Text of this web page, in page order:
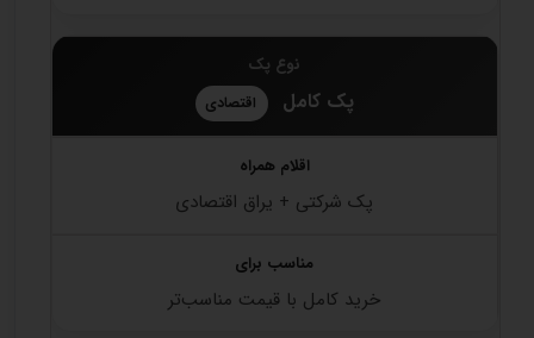
پک کامل اقتصادی
پک شرکتی + یراق اقتصادی
خرید کامل با قیمت مناسب‌تر